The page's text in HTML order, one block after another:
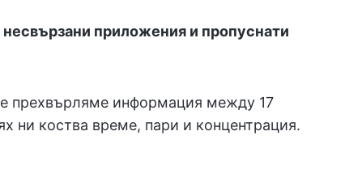
приложения и пропуснати
прехвърляме информация между 17
ни коства време, пари и концентрация.